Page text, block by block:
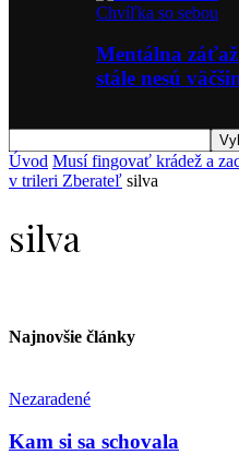
Chvíľka so sebou
Mentálna
stále nesú
Úvod Musí fingovať krádež a
v trileri Zberateľ silva
silva
Najnovšie články
Nezaradené
Kam si sa schovala